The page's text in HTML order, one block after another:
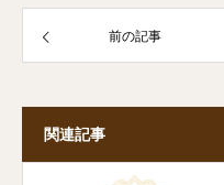
前の記事
関連記事